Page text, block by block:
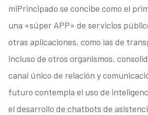
miPrincipado se concibe como el
una «súper APP» de servicios
otras aplicaciones, como las de
incluso de otros organismos,
canal único de relación y
futuro contempla el uso de
el desarrollo de chatbots de